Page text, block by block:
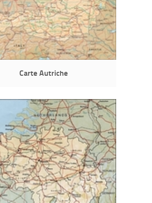
Carte Autriche